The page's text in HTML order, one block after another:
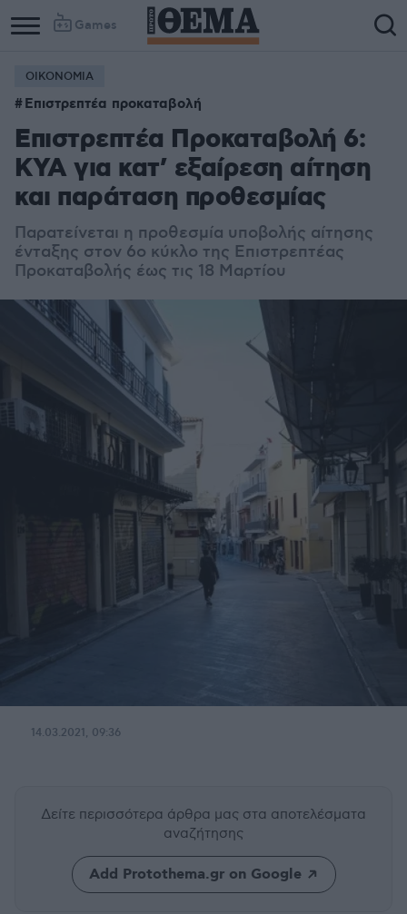
Games
Column
1
Column
2
ΟΙΚΟΝΟΜΙΑ
Επιστρεπτέα προκαταβολή
Επιστρεπτέα Προκαταβολή 6:
ΚΥΑ για κατ’ εξαίρεση αίτηση
και παράταση προθεσμίας
Παρατείνεται η προθεσμία υποβολής αίτησης
ένταξης στον 6ο κύκλο της Επιστρεπτέας
Προκαταβολής έως τις 18 Μαρτίου
14.03.2021, 09:36
Δείτε περισσότερα άρθρα μας στα αποτελέσματα
αναζήτησης
Add Protothema.gr on Google